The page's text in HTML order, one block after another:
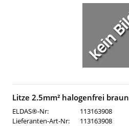
Litze 2.5mm² halogenfrei braun
ELDAS®-Nr:
113163908
Lieferanten-Art-Nr:
113163908